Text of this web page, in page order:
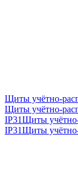
Щиты учётно-
Щиты учётно-
IP31Щиты
IP31Щиты